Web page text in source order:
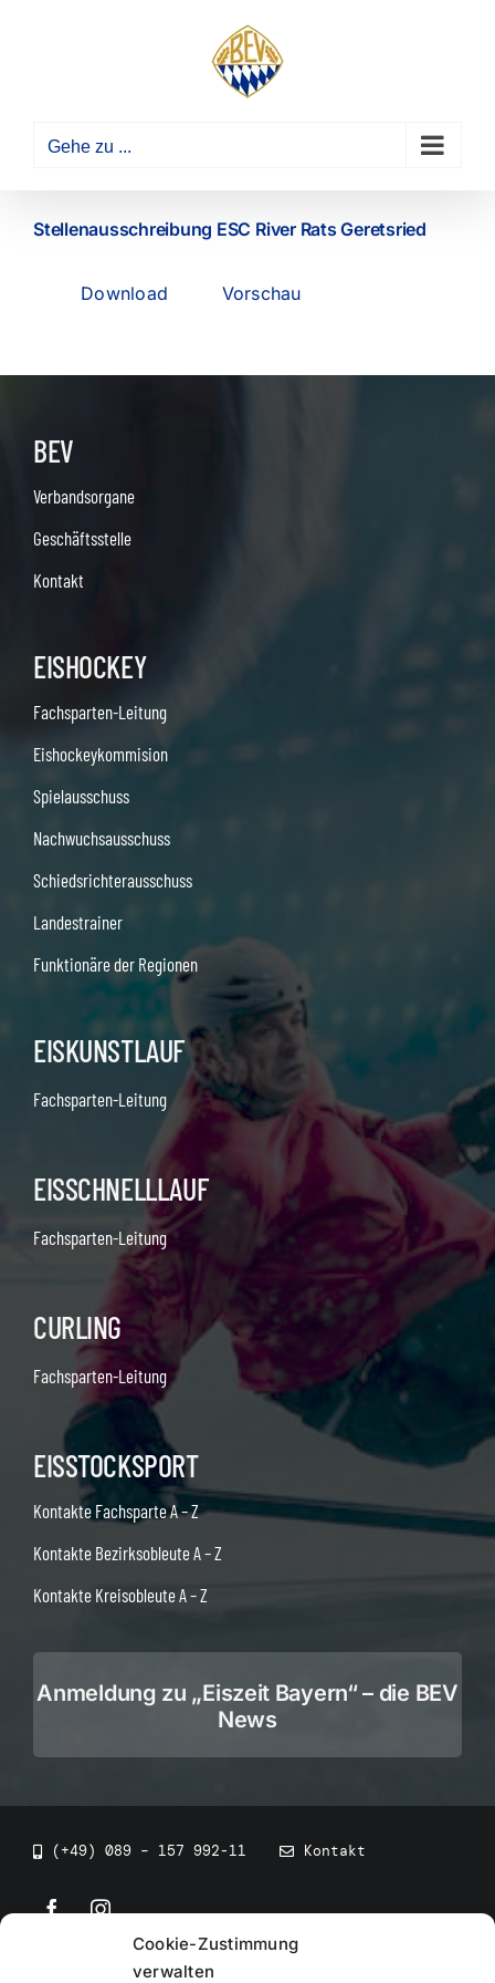
Cookie-Zustimmung
verwalten
Gehe zu ...
Stellenausschreibung ESC River Rats Geretsried
Download Vorschau
BEV
Verbandsorgane
Geschäftsstelle
Kontakt
EISHOCKEY
Fachsparten-Leitung
Eishockeykommision
Spielausschuss
Nachwuchsausschuss
Schiedsrichterausschuss
Landestrainer
Funktionäre der Regionen
EISKUNSTLAUF
Fachsparten-Leitung
EISSCHNELLLAUF
Fachsparten-Leitung
CURLING
Fachsparten-Leitung
EISSTOCKSPORT
Kontakte Fachsparte A – Z
Kontakte Bezirksobleute A – Z
Kontakte Kreisobleute A – Z
Anmeldung zu „Eiszeit Bayern“ – die BEV
News
(+49) 089 – 157 992-11 Kontakt
• BEV Bayerischer Eissportverband